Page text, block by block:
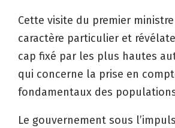
Cette visite du premier
caractère particulier et
cap fixé par les plus hautes
qui concerne la prise en
fondamentaux des
Le gouvernement sous